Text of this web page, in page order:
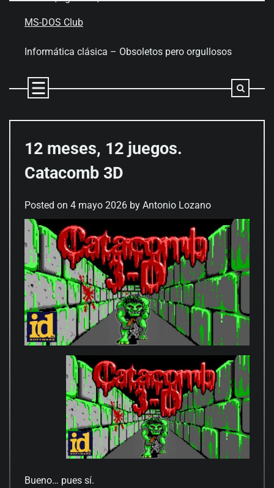
MS-DOS Club
Informática clásica – Obsoletos pero orgullosos
12 meses, 12 juegos.
Catacomb 3D
Posted on 4 mayo 2026 by Antonio Lozano
Bueno… pues sí.